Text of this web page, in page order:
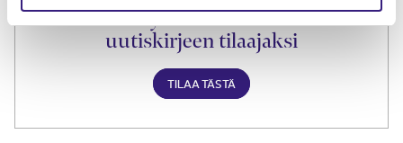
Liity Tilisanomien
uutiskirjeen tilaajaksi
TILAA TÄSTÄ